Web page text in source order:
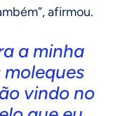
afirmou.
a minha
moleques
vindo no